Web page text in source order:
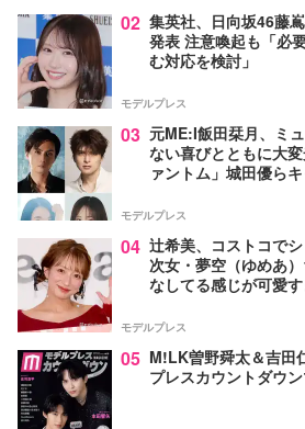
02 集英社、日向坂46藤
発表 注意喚起も「必
む対応を検討」
モデルプレス
03 元ME:I飯田栞月、ミ
ない喜びとともに大
ァントム」城田優ら
モデルプレス
04 辻希美、コストコで
次女・夢空（ゆめあ
なしてる感じが可愛
モデルプレス
05 M!LK曽野舜太＆吉田
プレスカウントダウ